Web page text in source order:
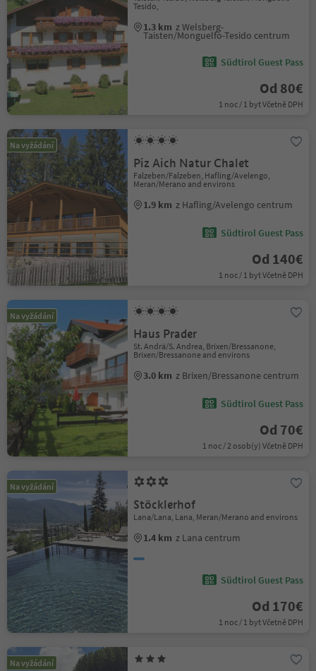
Tesido,
1.3 km z Welsberg-
Taisten/Monguelfo-Tesido centrum
Südtirol Guest Pass
Od 80€
1 noc / 1 byt Včetně DPH
Na vyžádání
Piz Aich Natur Chalet
Falzeben/Falzeben, Hafling/Avelengo,
Meran/Merano and environs
1.9 km z Hafling/Avelengo centrum
Südtirol Guest Pass
Od 140€
1 noc / 1 byt Včetně DPH
Na vyžádání
Haus Prader
St. Andrä/S. Andrea, Brixen/Bressanone,
Brixen/Bressanone and environs
3.0 km z Brixen/Bressanone centrum
Südtirol Guest Pass
Od 70€
1 noc / 2 osob(y) Včetně DPH
Na vyžádání
Stöcklerhof
Lana/Lana, Lana, Meran/Merano and environs
1.4 km z Lana centrum
Südtirol Guest Pass
Od 170€
1 noc / 1 byt Včetně DPH
Na vyžádání